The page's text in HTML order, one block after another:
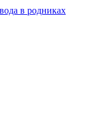
в родниках